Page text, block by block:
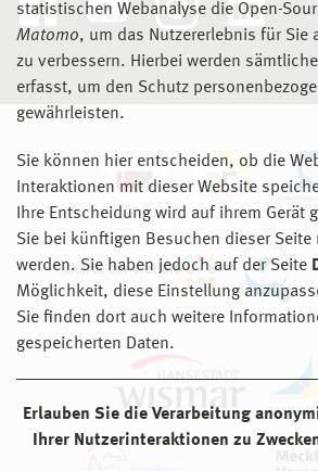
statistischen Webanalyse die Open-
Matomo, um das Nutzererlebnis für Sie
zu verbessern. Hierbei werden
erfasst, um den Schutz
gewährleisten.
Sie können hier entscheiden, ob die
Interaktionen mit dieser Website
Ihre Entscheidung wird auf ihrem Gerät
Sie bei künftigen Besuchen dieser
werden. Sie haben jedoch auf der Seite
Möglichkeit, diese Einstellung
Sie finden dort auch weitere
gespeicherten Daten.
Erlauben Sie die Verarbeitung
Ihrer Nutzerinteraktionen zu